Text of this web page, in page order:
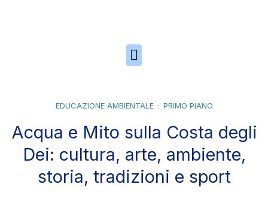
EDUCAZIONE AMBIENTALE PRIMO PIANO
Acqua e Mito sulla Costa degli
Dei: cultura, arte, ambiente,
storia, tradizioni e sport